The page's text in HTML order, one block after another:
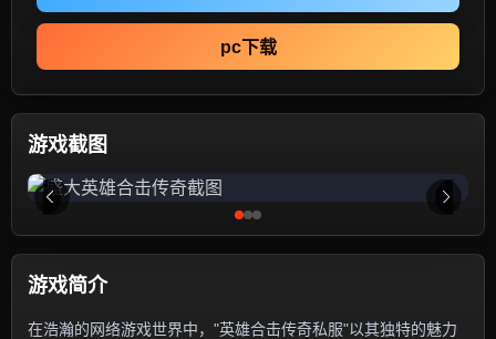
pc下载
游戏截图
游戏简介
在浩瀚的网络游戏世界中，"英雄合击传奇私服"以其独特的魅力